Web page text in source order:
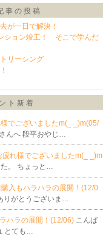
事の投稿
が一日で解決！
ション竣工！ そこで学んだ
リーシング
ト新着
でございましたm(_ _)m(05/
んへ 段平おやじ…
疲れ様でございましたm(_ _)m
た。 ちょっと…
購入もハラハラの展開！(12/0
りがとうございま…
ハラの展開！(12/06) こんば
とても…